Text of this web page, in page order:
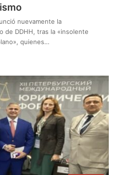
nuevamente la
de DDHH, tras la «insolente
quienes…